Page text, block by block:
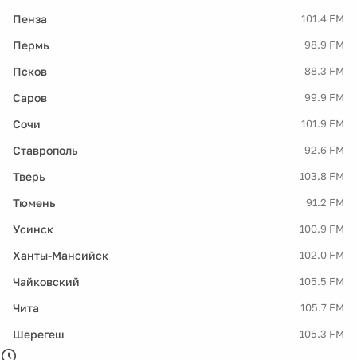
Пенза 101.4 FM
Пермь 98.9 FM
Псков 88.3 FM
Саров 99.9 FM
Сочи 101.9 FM
Ставрополь 92.6 FM
Тверь 103.8 FM
Тюмень 91.2 FM
Усинск 100.9 FM
Ханты-Мансийск 102.0 FM
Чайковский 105.5 FM
Чита 105.7 FM
Шерегеш 105.3 FM